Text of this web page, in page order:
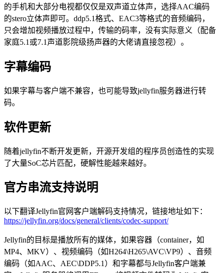
的手机和大部分电视都仅仅是双声道立体声，选择AAC编码
的stero立体声即可。ddp5.1格式、EAC3等格式的音频编码，
只会增加视频播放过程中，传输的码率，没有实际意义（配备
家庭5.1或7.1声道影院级扬声器的大佬请直接忽视）。
字幕编码
如果字幕与客户端不兼容，也可能导致jellyfin服务器进行转
码。
软件更新
随着jellyfin不断开发更新，开源开发组的程序员创造性的实现
了大量SoC芯片匹配，硬解性能越来越好。
官方串流支持说明
以下翻译Jellyfin官网客户端解码支持情况，链接地址如下：
https://jellyfin.org/docs/general/clients/codec-support/
Jellyfin的目标是播放所有的媒体，如果容器（container，如
MP4、MKV）、视频编码（如H264\H265\AVC\VP9）、音频
编码（如AAC、AEC\DDP5.1）和字幕都与Jellyfin客户端兼